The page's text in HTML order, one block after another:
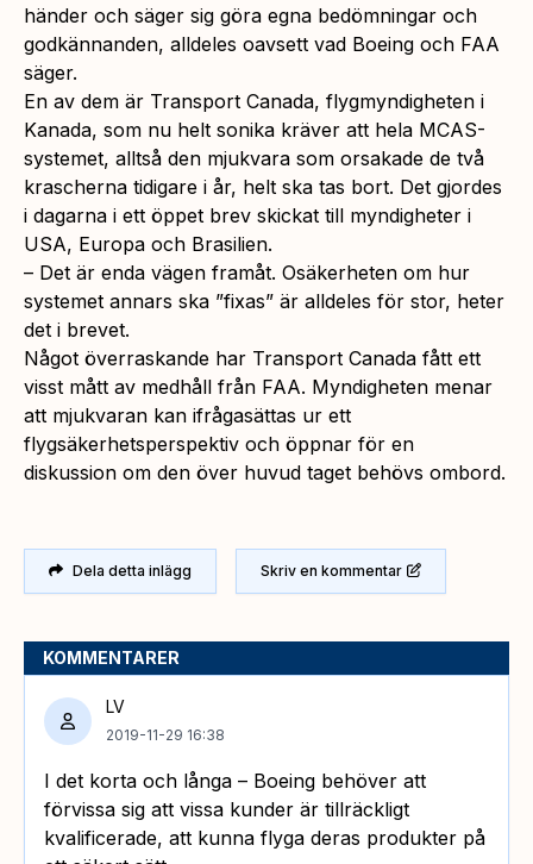
händer och säger sig göra egna bedömningar och
godkännanden, alldeles oavsett vad Boeing och FAA
säger.
En av dem är Transport Canada, flygmyndigheten i
Kanada, som nu helt sonika kräver att hela MCAS-
systemet, alltså den mjukvara som orsakade de två
krascherna tidigare i år, helt ska tas bort. Det gjordes
i dagarna i ett öppet brev skickat till myndigheter i
USA, Europa och Brasilien.
– Det är enda vägen framåt. Osäkerheten om hur
systemet annars ska ”fixas” är alldeles för stor, heter
det i brevet.
Något överraskande har Transport Canada fått ett
visst mått av medhåll från FAA. Myndigheten menar
att mjukvaran kan ifrågasättas ur ett
flygsäkerhetsperspektiv och öppnar för en
diskussion om den över huvud taget behövs ombord.
Dela detta inlägg Skriv en kommentar
KOMMENTARER
LV
2019-11-29 16:38
I det korta och långa – Boeing behöver att
förvissa sig att vissa kunder är tillräckligt
kvalificerade, att kunna flyga deras produkter på